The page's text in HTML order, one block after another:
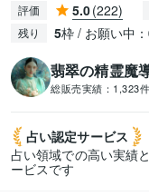
評価 5.0(222)
残り 5枠 / お願い中：
翡翠の精霊魔
総販売実績： 1,323件
占い認定サービス
占い領域での高い実績
ービスです